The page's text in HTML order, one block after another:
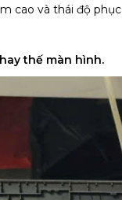
cao và thái độ
thế màn hình.